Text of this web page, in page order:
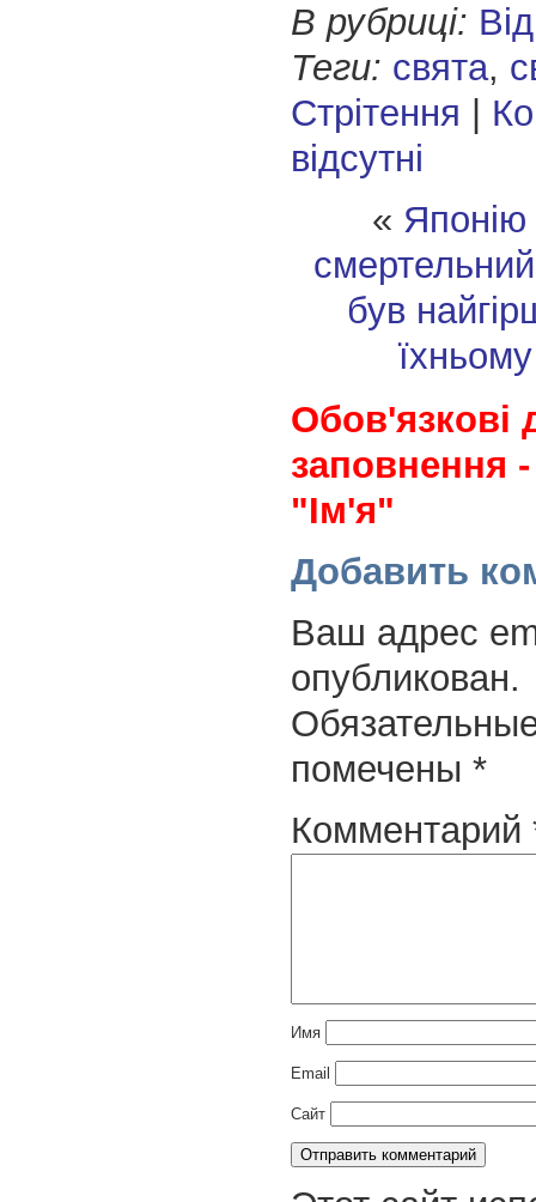
В рубриці:
Теги: свята,
Стрітення
відсутні
« Японію
був
Обов'язкові
заповнення
"Ім'я"
Добавить
Ваш адрес
опубликован.
помечены *
Комментарий
Имя
Email
Сайт